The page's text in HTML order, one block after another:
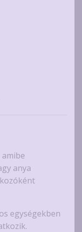
anya
egységekben